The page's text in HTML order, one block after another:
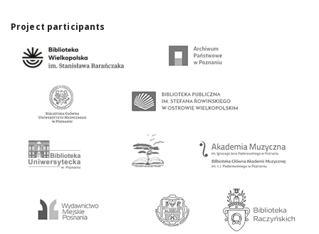
Project participants